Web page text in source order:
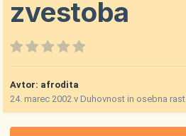
zvestoba
Avtor: afrodita
24. marec 2002 vDuhovnost in osebna rast